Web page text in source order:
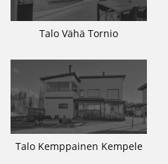
Talo Vähä Tornio
Talo Kemppainen Kempele